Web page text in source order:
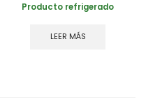
Producto refrigerado
LEER MÁS